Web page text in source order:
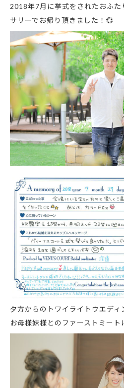
2018年7月に挙式をされたおふた
サリーでお帰り頂きました！ 💞
夕方からのトワイライトウエディ
お母様妹様とのファーストミート